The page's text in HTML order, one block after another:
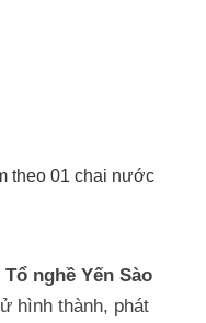
theo 01 chai nước
Tổ nghề Yến Sào
hình thành, phát